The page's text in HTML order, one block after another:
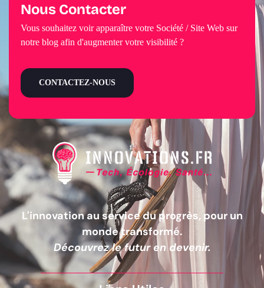
L'innovation au service du progrès, pour un
monde transformé.
Découvrez le futur en devenir.
Nous Contacter
Vous souhaitez voir apparaître votre Société / Site Web sur
notre blog afin d'augmenter votre visibilité ?
CONTACTEZ-NOUS